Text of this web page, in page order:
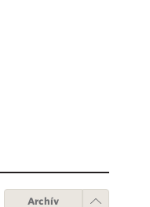
Archív